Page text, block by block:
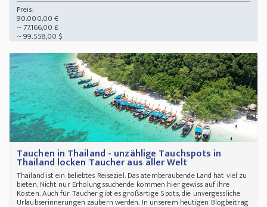
Preis:
90.000,00 €
~ 77.166,00 £
~ 99.558,00 $
Tauchen in Thailand - unzählige Tauchspots in
Thailand locken Taucher aus aller Welt
Thailand ist ein beliebtes Reiseziel. Das atemberaubende Land hat viel zu
bieten. Nicht nur Erholungssuchende kommen hier gewiss auf ihre
Kosten. Auch für Taucher gibt es großartige Spots, die unvergessliche
Urlaubserinnerungen zaubern werden. In unserem heutigen Blogbeitrag